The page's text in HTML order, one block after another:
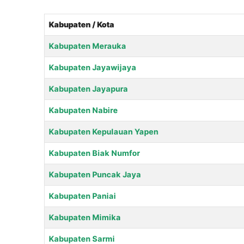
Kabupaten / Kota
Kabupaten Merauka
Kabupaten Jayawijaya
Kabupaten Jayapura
Kabupaten Nabire
Kabupaten Kepulauan Yapen
Kabupaten Biak Numfor
Kabupaten Puncak Jaya
Kabupaten Paniai
Kabupaten Mimika
Kabupaten Sarmi